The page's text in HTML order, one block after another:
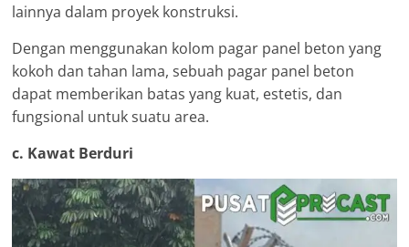
lainnya dalam proyek konstruksi.
Dengan menggunakan kolom pagar panel beton yang
kokoh dan tahan lama, sebuah pagar panel beton
dapat memberikan batas yang kuat, estetis, dan
fungsional untuk suatu area.
c. Kawat Berduri